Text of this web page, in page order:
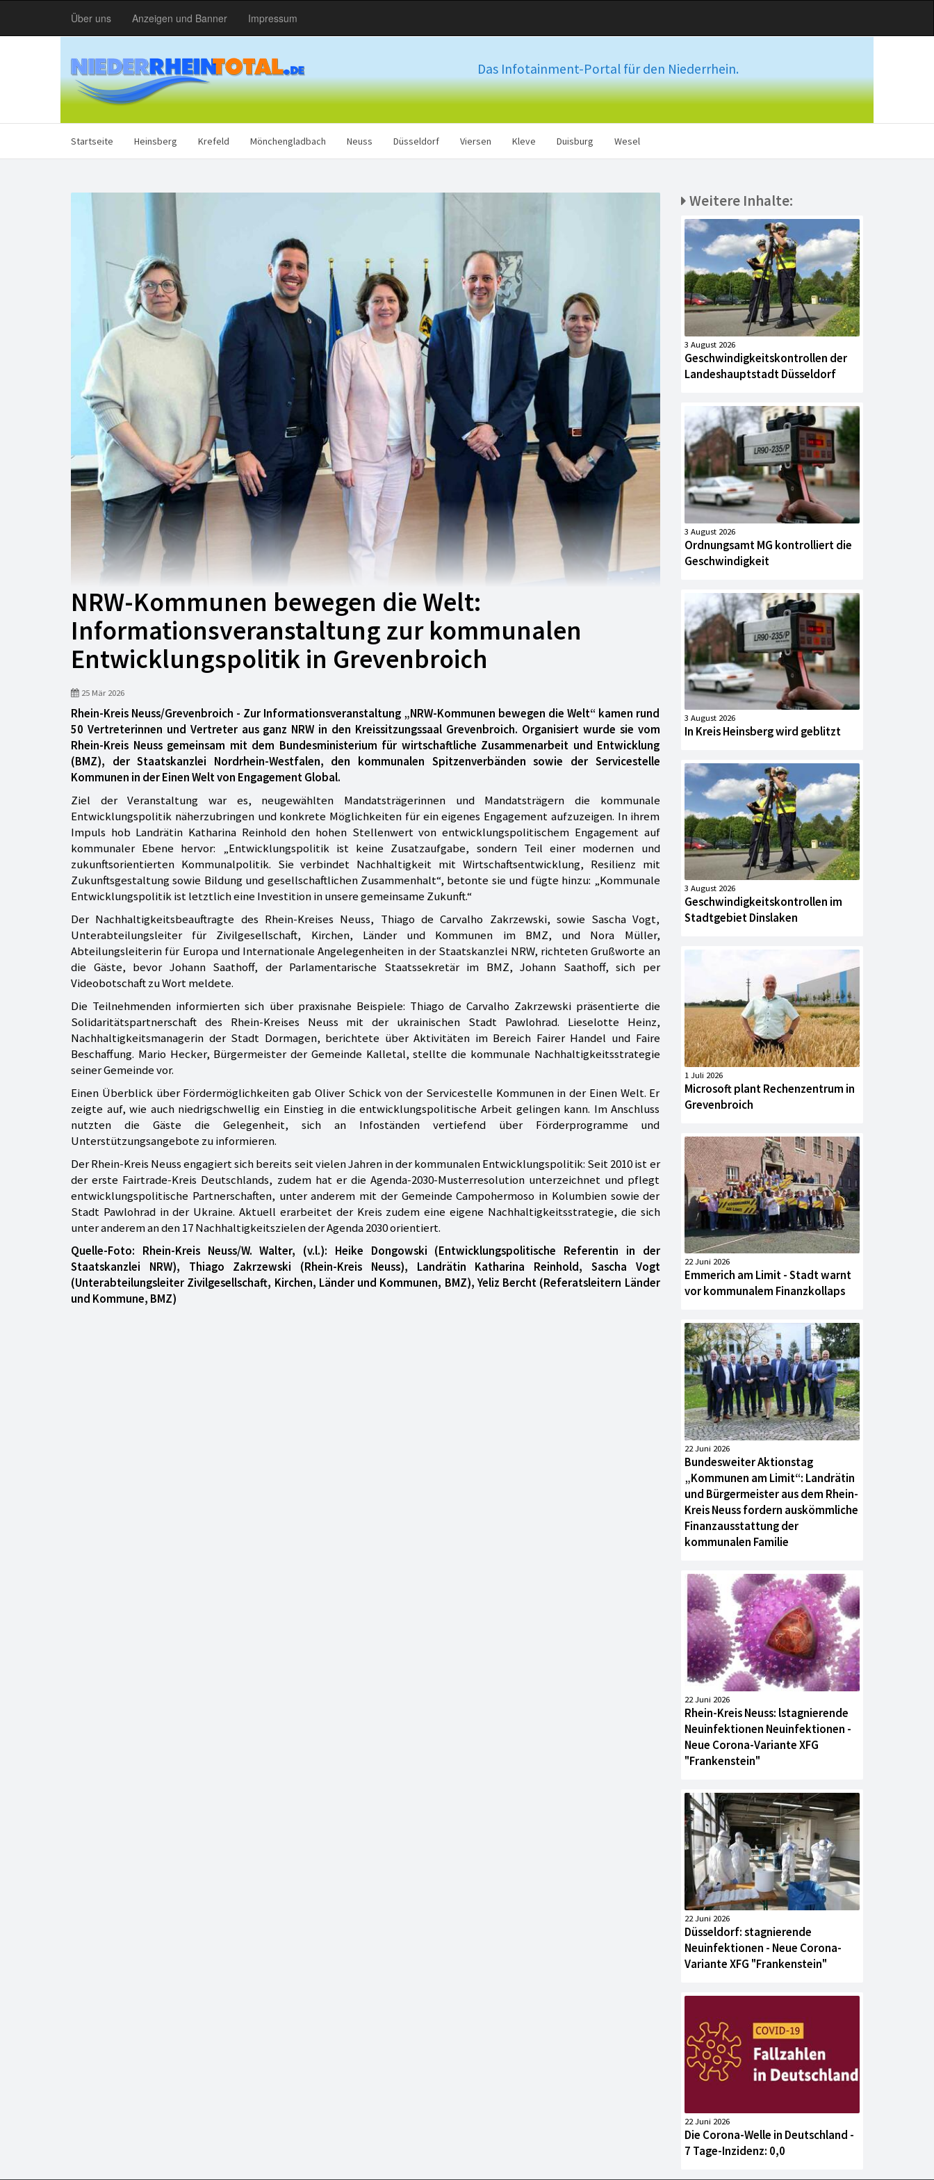
Über uns Anzeigen und Banner Impressum
Das Infotainment-Portal für den Niederrhein.
Startseite Heinsberg Krefeld Mönchengladbach Neuss Düsseldorf Viersen Kleve Duisburg Wesel
NRW-Kommunen bewegen die Welt:
Informationsveranstaltung zur kommunalen
Entwicklungspolitik in Grevenbroich
25 Mär 2026
Rhein-Kreis Neuss/Grevenbroich - Zur Informationsveranstaltung „NRW-Kommunen bewegen die Welt“ kamen rund
50 Vertreterinnen und Vertreter aus ganz NRW in den Kreissitzungssaal Grevenbroich. Organisiert wurde sie vom
Rhein-Kreis Neuss gemeinsam mit dem Bundesministerium für wirtschaftliche Zusammenarbeit und Entwicklung
(BMZ), der Staatskanzlei Nordrhein-Westfalen, den kommunalen Spitzenverbänden sowie der Servicestelle
Kommunen in der Einen Welt von Engagement Global.
Ziel der Veranstaltung war es, neugewählten Mandatsträgerinnen und Mandatsträgern die kommunale
Entwicklungspolitik näherzubringen und konkrete Möglichkeiten für ein eigenes Engagement aufzuzeigen. In ihrem
Impuls hob Landrätin Katharina Reinhold den hohen Stellenwert von entwicklungspolitischem Engagement auf
kommunaler Ebene hervor: „Entwicklungspolitik ist keine Zusatzaufgabe, sondern Teil einer modernen und
zukunftsorientierten Kommunalpolitik. Sie verbindet Nachhaltigkeit mit Wirtschaftsentwicklung, Resilienz mit
Zukunftsgestaltung sowie Bildung und gesellschaftlichen Zusammenhalt“, betonte sie und fügte hinzu: „Kommunale
Entwicklungspolitik ist letztlich eine Investition in unsere gemeinsame Zukunft.“
Der Nachhaltigkeitsbeauftragte des Rhein-Kreises Neuss, Thiago de Carvalho Zakrzewski, sowie Sascha Vogt,
Unterabteilungsleiter für Zivilgesellschaft, Kirchen, Länder und Kommunen im BMZ, und Nora Müller,
Abteilungsleiterin für Europa und Internationale Angelegenheiten in der Staatskanzlei NRW, richteten Grußworte an
die Gäste, bevor Johann Saathoff, der Parlamentarische Staatssekretär im BMZ, Johann Saathoff, sich per
Videobotschaft zu Wort meldete.
Die Teilnehmenden informierten sich über praxisnahe Beispiele: Thiago de Carvalho Zakrzewski präsentierte die
Solidaritätspartnerschaft des Rhein-Kreises Neuss mit der ukrainischen Stadt Pawlohrad. Lieselotte Heinz,
Nachhaltigkeitsmanagerin der Stadt Dormagen, berichtete über Aktivitäten im Bereich Fairer Handel und Faire
Beschaffung. Mario Hecker, Bürgermeister der Gemeinde Kalletal, stellte die kommunale Nachhaltigkeitsstrategie
seiner Gemeinde vor.
Einen Überblick über Fördermöglichkeiten gab Oliver Schick von der Servicestelle Kommunen in der Einen Welt. Er
zeigte auf, wie auch niedrigschwellig ein Einstieg in die entwicklungspolitische Arbeit gelingen kann. Im Anschluss
nutzten die Gäste die Gelegenheit, sich an Infoständen vertiefend über Förderprogramme und
Unterstützungsangebote zu informieren.
Der Rhein-Kreis Neuss engagiert sich bereits seit vielen Jahren in der kommunalen Entwicklungspolitik: Seit 2010 ist er
der erste Fairtrade-Kreis Deutschlands, zudem hat er die Agenda-2030-Musterresolution unterzeichnet und pflegt
entwicklungspolitische Partnerschaften, unter anderem mit der Gemeinde Campohermoso in Kolumbien sowie der
Stadt Pawlohrad in der Ukraine. Aktuell erarbeitet der Kreis zudem eine eigene Nachhaltigkeitsstrategie, die sich
unter anderem an den 17 Nachhaltigkeitszielen der Agenda 2030 orientiert.
Quelle-Foto: Rhein-Kreis Neuss/W. Walter, (v.l.): Heike Dongowski (Entwicklungspolitische Referentin in der
Staatskanzlei NRW), Thiago Zakrzewski (Rhein-Kreis Neuss), Landrätin Katharina Reinhold, Sascha Vogt
(Unterabteilungsleiter Zivilgesellschaft, Kirchen, Länder und Kommunen, BMZ), Yeliz Bercht (Referatsleitern Länder
und Kommune, BMZ)
Weitere Inhalte:
3 August 2026
Geschwindigkeitskontrollen der
Landeshauptstadt Düsseldorf
3 August 2026
Ordnungsamt MG kontrolliert die
Geschwindigkeit
3 August 2026
In Kreis Heinsberg wird geblitzt
3 August 2026
Geschwindigkeitskontrollen im
Stadtgebiet Dinslaken
1 Juli 2026
Microsoft plant Rechenzentrum in
Grevenbroich
22 Juni 2026
Emmerich am Limit - Stadt warnt
vor kommunalem Finanzkollaps
22 Juni 2026
Bundesweiter Aktionstag
„Kommunen am Limit“: Landrätin
und Bürgermeister aus dem Rhein-
Kreis Neuss fordern auskömmliche
Finanzausstattung der
kommunalen Familie
22 Juni 2026
Rhein-Kreis Neuss: lstagnierende
Neuinfektionen Neuinfektionen -
Neue Corona-Variante XFG
"Frankenstein"
22 Juni 2026
Düsseldorf: stagnierende
Neuinfektionen - Neue Corona-
Variante XFG "Frankenstein"
22 Juni 2026
Die Corona-Welle in Deutschland -
7 Tage-Inzidenz: 0,0